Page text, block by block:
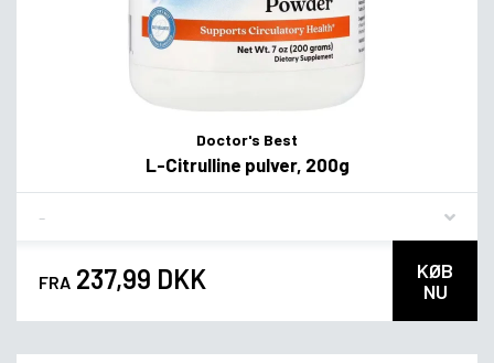
Doctor's Best
L-Citrulline pulver, 200g
FRA 237,99 DKK
KØB
NU